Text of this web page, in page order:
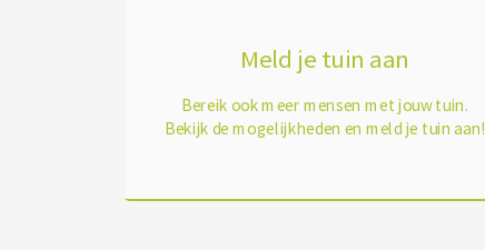
Meld je tuin aan
Bereik ook meer mensen met jouw tuin.
Bekijk de mogelijkheden en meld je tuin aan!